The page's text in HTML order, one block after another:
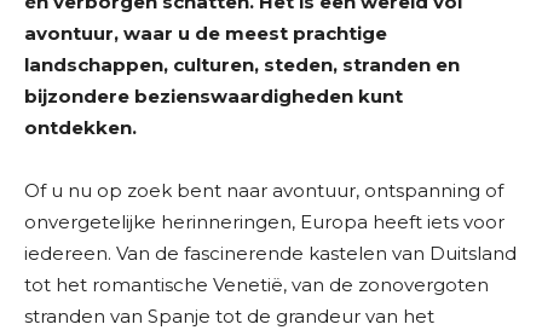
avontuur, waar u de meest prachtige
landschappen, culturen, steden, stranden en
bijzondere bezienswaardigheden kunt
ontdekken.
Of u nu op zoek bent naar avontuur, ontspanning of
onvergetelijke herinneringen, Europa heeft iets voor
iedereen. Van de fascinerende kastelen van Duitsland
tot het romantische Venetië, van de zonovergoten
stranden van Spanje tot de grandeur van het